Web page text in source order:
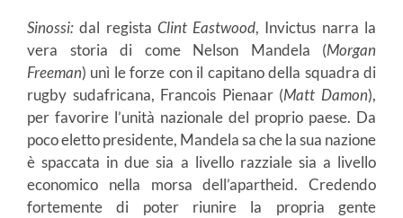
Sinossi: dal regista Clint Eastwood, Invictus narra la
vera storia di come Nelson Mandela (Morgan
Freeman) unì le forze con il capitano della squadra di
rugby sudafricana, Francois Pienaar (Matt Damon),
per favorire l’unità nazionale del proprio paese. Da
poco eletto presidente, Mandela sa che la sua nazione
è spaccata in due sia a livello razziale sia a livello
economico nella morsa dell’apartheid. Credendo
fortemente di poter riunire la propria gente